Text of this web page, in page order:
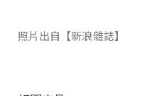
照片出自【新浪雜誌】